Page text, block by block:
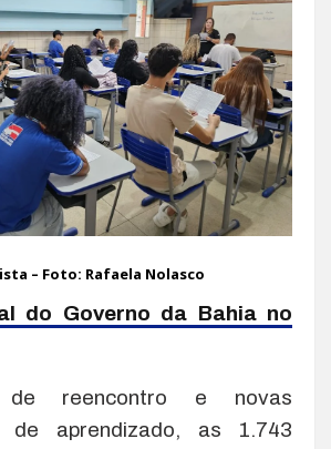
– Foto: Rafaela Nolasco
do Governo da Bahia no
reencontro e novas
de aprendizado, as 1.743